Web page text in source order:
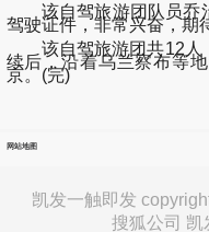
该自驾旅游团队员乔
驾驶证件，非常兴奋，期
该自驾旅游团共12人，
续后，沿着乌兰察布等
京。(完)
网站地图
凯发一触即发
搜狐公司 凯